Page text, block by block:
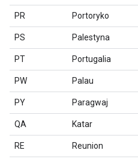
PR Portoryko
PS Palestyna
PT Portugalia
PW Palau
PY Paragwaj
QA Katar
RE Reunion